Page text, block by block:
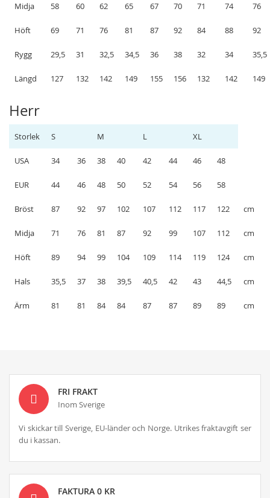
Midja 58 60 62 65 67 70 71 74 76
Höft 69 71 76 81 87 92 84 88 92
Rygg 29,5 31 32,5 34,5 36 38 32 34 35,5
Längd 127 132 142 149 155 156 132 142 149
Herr
Storlek S M L XL
USA 34 36 38 40 42 44 46 48
EUR 44 46 48 50 52 54 56 58
Bröst 87 92 97 102 107 112 117 122 cm
Midja 71 76 81 87 92 99 107 112 cm
Höft 89 94 99 104 109 114 119 124 cm
Hals 35,5 37 38 39,5 40,5 42 43 44,5 cm
Ärm 81 81 84 84 87 87 89 89 cm
FRI FRAKT
Inom Sverige
Vi skickar till Sverige, EU-länder och Norge. Utrikes fraktavgift ser
du i kassan.
FAKTURA 0 KR